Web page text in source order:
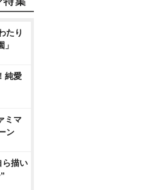
たり
純愛
ミマ
ン
描い